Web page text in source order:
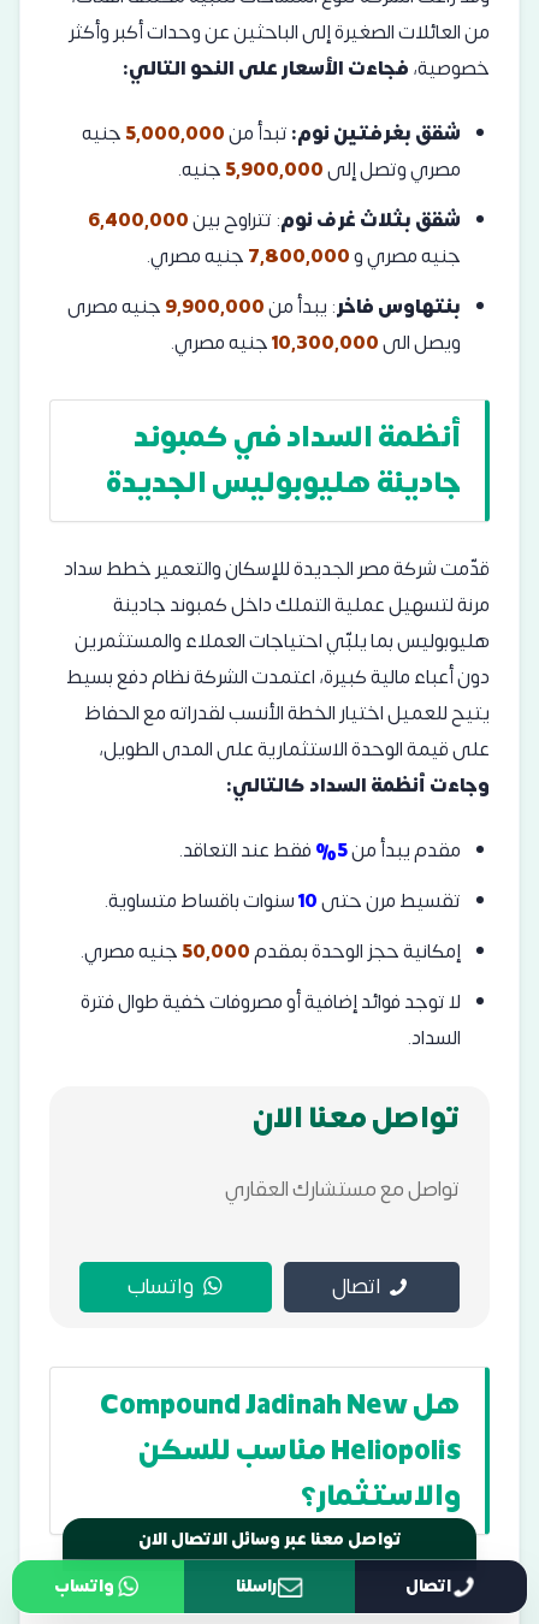
من العائلات الصغيرة إلى الباحثين عن وحدات أكبر وأكثر
خصوصية،فجاءت الأسعار على النحو التالي:
شقق بغرفتين نوم:تبدأ من5,000,000جنيه
مصري وتصل إلى5,900,000جنيه.
شقق بثلاث غرف نوم: تتراوح بين6,400,000
جنيه مصري و7,800,000جنيه مصري.
بنتهاوس فاخر: يبدأ من
جنيه مصرى
ويصل الى10,300,000جنيه مصري.
أنظمة السداد في كمبوند
جادينة هليوبوليس الجديدة
قدّمت شركة مصر الجديدة للإسكان والتعمير خطط سداد
مرنة لتسهيل عملية التملك داخل كمبوند جادينة
هليوبوليس بما يلبّي احتياجات العملاء والمستثمرين
دون أعباء مالية كبيرة، اعتمدت الشركة نظام دفع بسيط
يتيح للعميل اختيار الخطة الأنسب لقدراته مع الحفاظ
على قيمة الوحدة الاستثمارية على المدى الطويل،
وجاءت أنظمة السداد كالتالي:
مقدم يبدأ من
فقط عند التعاقد.
تقسيط مرن حتى10سنوات باقساط متساوية.
إمكانية حجز الوحدة بمقدم50,000جنيه مصري.
لا توجد فوائد إضافية أو مصروفات خفية طوال فترة
السداد.
تواصل معنا الان
تواصل مع مستشارك العقاري
اتصال واتساب
هل Compound Jadinah New
Heliopolis مناسب للسكن
والاستثمار؟
تواصل معنا عبر وسائل الاتصال الان اتصال راسلنا واتساب